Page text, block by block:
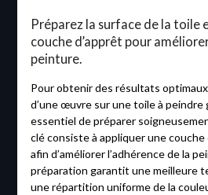
Préparez la surface de la toile
couche d’apprêt pour
peinture.
Pour obtenir des résultats
d’une œuvre sur une toile à peindre
essentiel de préparer
clé consiste à appliquer une couche
afin d’améliorer l’adhérence de la
préparation garantit une meilleure
une répartition uniforme de la